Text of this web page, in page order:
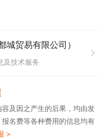
间，平台不做硬性要
城贸易有限公司）
及技术服务
及因之产生的后果，均由发
名费等各种费用的信息均有
>